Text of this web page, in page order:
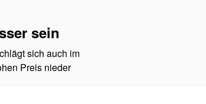
sein
sich auch im
Preis nieder